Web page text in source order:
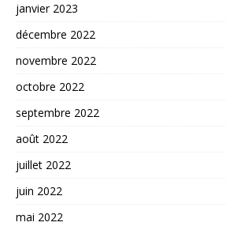
janvier 2023
décembre 2022
novembre 2022
octobre 2022
septembre 2022
août 2022
juillet 2022
juin 2022
mai 2022